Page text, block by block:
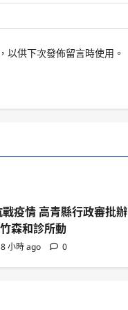
以供下次發佈留言時使用。
疫情 高青縣行政審批辦
森和診所動
8 小時 ago 0